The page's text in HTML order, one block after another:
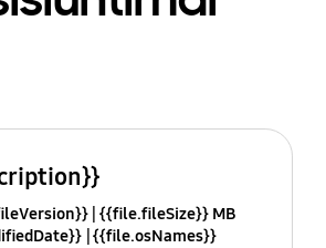
{{file.fileSize}} MB
{{file.osNames}}